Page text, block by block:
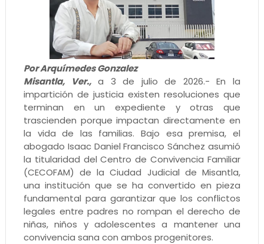
Por Arquímedes Gonzalez
Misantla, Ver.,a 3 de julio de 2026.- En la
impartición de justicia existen resoluciones que
terminan en un expediente y otras que
trascienden porque impactan directamente en
la vida de las familias. Bajo esa premisa, el
abogado Isaac Daniel Francisco Sánchez asumió
la titularidad del Centro de Convivencia Familiar
(CECOFAM) de la Ciudad Judicial de Misantla,
una institución que se ha convertido en pieza
fundamental para garantizar que los conflictos
legales entre padres no rompan el derecho de
niñas, niños y adolescentes a mantener una
convivencia sana con ambos progenitores.